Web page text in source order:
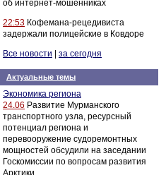
об интернет-мошенниках
22:53 Кофемана-рецедивиста
задержали полицейские в Ковдоре
Все новости
за сегодня
Актуальные темы
Экономика региона
24.06 Развитие Мурманского
транспортного узла, ресурсный
потенциал региона и
перевооружение судоремонтных
мощностей обсудили на заседании
Госкомиссии по вопросам развития
Арктики